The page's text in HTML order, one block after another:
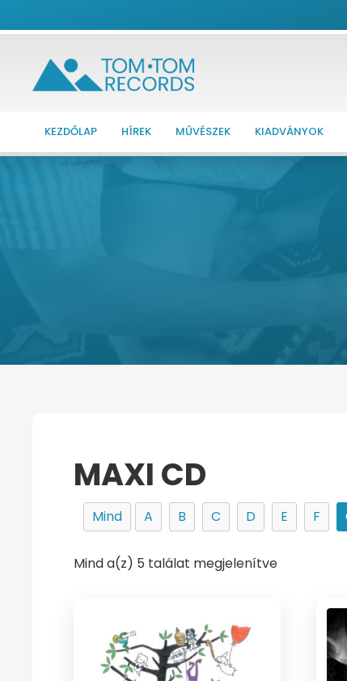
KEZDŐLAP HÍREK MŰVÉSZEK KIADVÁNYOK
MAXI CD
Mind A B C D E F
Mind a(z) 5 találat megjelenítve